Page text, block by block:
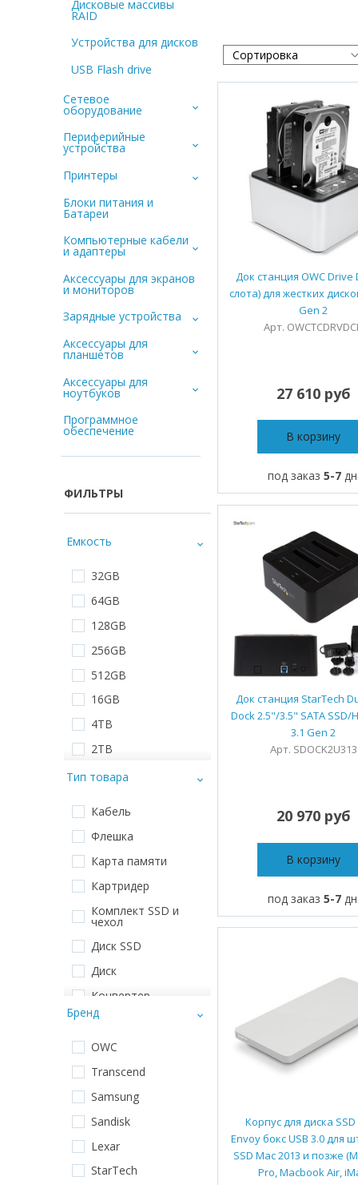
Док станция OWC Drive
слота) для жестких
Gen 2
Арт.
27 610 руб
В корзину
под заказ 5-7дн.
Док станция StarTech
Dock 2.5"/3.5" SATA SSD/
3.1 Gen 2
Арт. SDOCK2U313
20 970 руб
В корзину
под заказ 5-7дн.
Корпус для диска SSD
Envoy бокс USB 3.0 для
SSD Mac 2013 и позже
Pro, Macbook Air,
Дисковые массивы
RAID
Устройства для дисков
USB Flash drive
Сетевое
оборудование
Периферийные
устройства
Принтеры
Блоки питания и
Батареи
Компьютерные кабели
и адаптеры
Аксессуары для экранов
и мониторов
Зарядные устройства
Аксессуары для
планшетов
Аксессуары для
ноутбуков
Программное
обеспечение
ФИЛЬТРЫ
Емкость
32GB
64GB
128GB
256GB
512GB
16GB
4TB
2TB
500GB
8TB
16TB
20TB
10TB
6TB
12TB
120GB
480GB
4GB
960GB
24TB
0 TB
5TB
Тип товара
Кабель
Флешка
Карта памяти
Картридер
Комплект SSD и
чехол
Диск SSD
Диск
Конвертер
Адаптер
Дисковый массив
Док станция
Расширитель портов
Корпус для диска
SSD
Корпус для дисков
Плата расширения
Бренд
OWC
Transcend
Samsung
Sandisk
Lexar
StarTech